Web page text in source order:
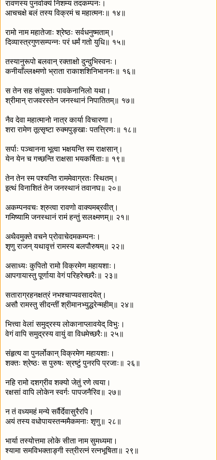
रावणस्य पुनर्वाक्यं निशम्य तदकम्पनः।
आचचक्षे बलं तस्य विक्रमं च महात्मनः॥ १४॥
रामो नाम महातेजाः श्रेष्ठः सर्वधनुष्मताम्।
दिव्यास्त्रगुणसम्पन्नः परं धर्मं गतो युधि॥ १५॥
तस्यानुरूपो बलवान् रक्ताक्षो दुन्दुभिस्वनः।
कनीयाँल्लक्ष्मणो भ्राता राकाशशिनिभाननः॥ १६॥
स तेन सह संयुक्तः पावकेनानिलो यथा।
श्रीमान् राजवरस्तेन जनस्थानं निपातितम्॥ १७॥
नैव देवा महात्मानो नात्र कार्या विचारणा।
शरा रामेण तूत्सृष्टा रुक्मपुङ्खाः पतत्त्रिणः॥ १८॥
सर्पाः पञ्चानना भूत्वा भक्षयन्ति स्म राक्षसान्।
येन येन च गच्छन्ति राक्षसा भयकर्षिताः॥ १९॥
तेन तेन स्म पश्यन्ति राममेवाग्रतः स्थितम्।
इत्थं विनाशितं तेन जनस्थानं तवानघ॥ २०॥
अकम्पनवचः श्रुत्वा रावणो वाक्यमब्रवीत्।
गमिष्यामि जनस्थानं रामं हन्तुं सलक्ष्मणम्॥ २१॥
अथैवमुक्ते वचने प्रोवाचेदमकम्पनः।
शृणु राजन् यथावृत्तं रामस्य बलपौरुषम्॥ २२॥
असाध्यः कुपितो रामो विक्रमेण महायशाः।
आपगायास्तु पूर्णाया वेगं परिहरेच्छरैः॥ २३॥
सताराग्रहनक्षत्रं नभश्चाप्यवसादयेत्।
असौ रामस्तु सीदन्तीं श्रीमानभ्युद्धरेन्महीम्॥ २४॥
भित्त्वा वेलां समुद्रस्य लोकानाप्लावयेद् विभुः।
वेगं वापि समुद्रस्य वायुं वा विधमेच्छरैः॥ २५॥
संहृत्य वा पुनर्लोकान् विक्रमेण महायशाः।
शक्तः श्रेष्ठः स पुरुषः स्रष्टुं पुनरपि प्रजाः॥ २६॥
नहि रामो दशग्रीव शक्यो जेतुं रणे त्वया।
रक्षसां वापि लोकेन स्वर्गः पापजनैरिव॥ २७॥
न तं वध्यमहं मन्ये सर्वैर्देवासुरैरपि।
अयं तस्य वधोपायस्तन्ममैकमनाः शृणु॥ २८॥
भार्या तस्योत्तमा लोके सीता नाम सुमध्यमा।
श्यामा समविभक्ताङ्गी स्त्रीरत्नं रत्नभूषिता॥ २९॥